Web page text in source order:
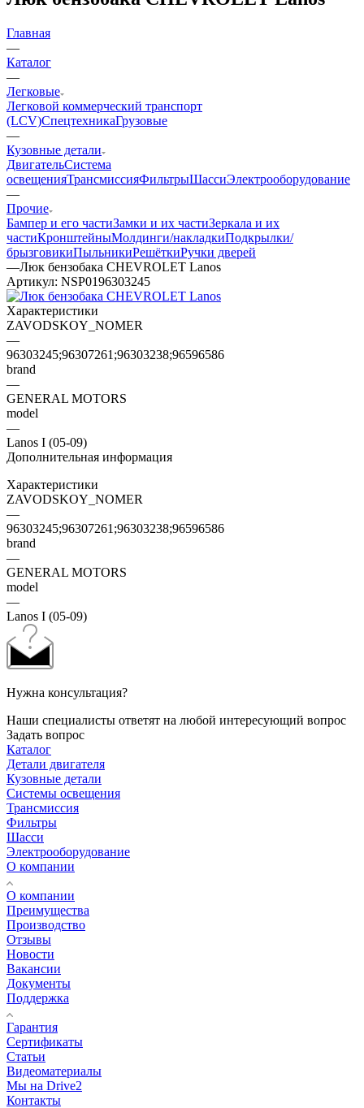
Главная
—
Каталог
—
Легковые
Легковой коммерческий транспорт
(LCV)СпецтехникаГрузовые
—
Кузовные детали
ДвигательСистема
освещенияТрансмиссияФильтрыШассиЭлектрооборудование
—
Прочие
Бампер и его частиЗамки и их частиЗеркала и их
частиКронштейныМолдинги/накладкиПодкрылки/
брызговикиПыльникиРешёткиРучки дверей
—Люк бензобака CHEVROLET Lanos
Артикул: NSP0196303245
Характеристики
ZAVODSKOY_NOMER
—
96303245;96307261;96303238;96596586
brand
—
GENERAL MOTORS
model
—
Lanos I (05-09)
Дополнительная информация
Характеристики
ZAVODSKOY_NOMER
—
96303245;96307261;96303238;96596586
brand
—
GENERAL MOTORS
model
—
Lanos I (05-09)
Нужна консультация?
Наши специалисты ответят на любой интересующий вопрос
Задать вопрос
Каталог
Детали двигателя
Кузовные детали
Системы освещения
Трансмиссия
Фильтры
Шасси
Электрооборудование
О компании
О компании
Преимущества
Производство
Отзывы
Новости
Вакансии
Документы
Поддержка
Гарантия
Сертификаты
Статьи
Видеоматериалы
Мы на Drive2
Контакты